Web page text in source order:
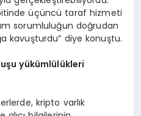
üçüncü taraf hizmeti
sorumluluğun doğrudan
kavuşturdu” diye konuştu.
yükümlülükleri
kripto varlık